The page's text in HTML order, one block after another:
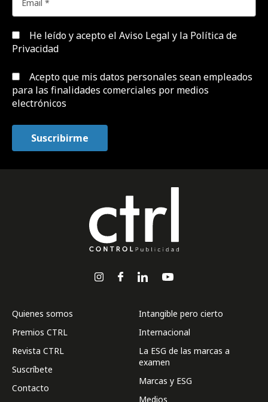
He leído y acepto el Aviso Legal y la Política de
Privacidad
Acepto que mis datos personales sean empleados
para las finalidades comerciales por medios
electrónicos
Quienes somos
Premios CTRL
Revista CTRL
Suscríbete
Contacto
Intangible pero cierto
Internacional
La ESG de las marcas a
examen
Marcas y ESG
Medios